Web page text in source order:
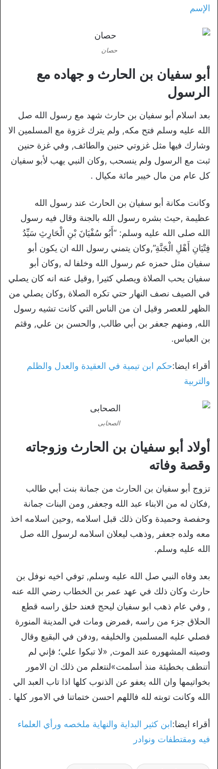
الإسم
حصان
أبو سفيان بن الحارث و جهاده مع
الرسول
بعد اسلام أبو سفيان بن حارث شهد مع رسول الله صل
الله عليه وسلم فتح مكه, ولم يترك غزوة مع المسلمين الا
وشارك فيها مثل غزوتي حنين والطائف, وفي غزة حنين
ثبت مع الرسول ولم ينسحب ,وكان النبي يهب لأبو سفيان
كل عام من مال خيبر مائة مكيال .
وكانت مكانة أبو سفيان بن الحارث عند رسول الله
عظيمة ,حيث بشره رسول الله بالجنة وقال فيه رسول
الله صلى الله عليه وسلم: “أَبُو سُفْيَانَ بْنِ الْحَارِثِ سَيِّدُ
فِتْيَانِ أَهْلِ الْجَنَّةِ”,وكان يتمني رسول الله ان يكون أبو
سفيان مثل حمزه عم رسول الله وخلفا له ,وكان أبو
سفيان يحب الصلاة ويصلي كثيرا ,وقيل عنه انه كان يصلي
في الصيف نصف النهار حتي تكره الصلاة ,وكان يصلي من
الظهر للعصر وقيل ان من الناس التي كانت تشيه رسول
الله, ومنهم جعفر بن أبي طالب, والحسن بن علي, وقثم
بن العباس.
أقراء ايضا:حكم ابن تيمية في العقيدة والعدل والظلم
والتربية
الصحابى
أولاد أبو سفيان بن الحارث وزوجاته
وقصة وفاته
تزوج أبو سفيان بن الحارث من جمانة بنت أبي طالب
,فكان له من الابناء عبد الله وجعفر, ومن البنات جمانة
وحفصة وحميدة وكان ذلك قبل اسلامه ,وحين اسلامه اخذ
معه ولده جعفر ,وذهب ليعلان اسلامه لرسول الله صل
الله عليه وسلم.
بعد وفاه النبي صل الله عليه وسلم, توفي اخيه نوفل بن
حارث وكان ذلك في عهد عمر بن الخطاب رضي الله عنه
, وفي عام ذهب ابو سفيان ليحج فعند حلق راسه قطع
الحلاق جزء من راسه ,فمرض ومات في المدينة المنورة
فصلي عليه المسلمين والخليفه ,ودفن في البقيع وقال
وصيته المشهوره عند الموت, «لا تبكوا علي؛ فإني لم
أتنطف بخطيئة منذ أسلمت»لنتعلم من ذلك ان الامور
بخواتيمها وان الله يعفو عن الذنوب كلها اذا تاب العبد الي
الله وكانت توبته لله فاللهم احسن ختماتنا في الامور كلها .
أقراء ايضا:ابن كثير البداية والنهاية ملخصه ورأي العلماء
فيه ومقتطفات ونوادر